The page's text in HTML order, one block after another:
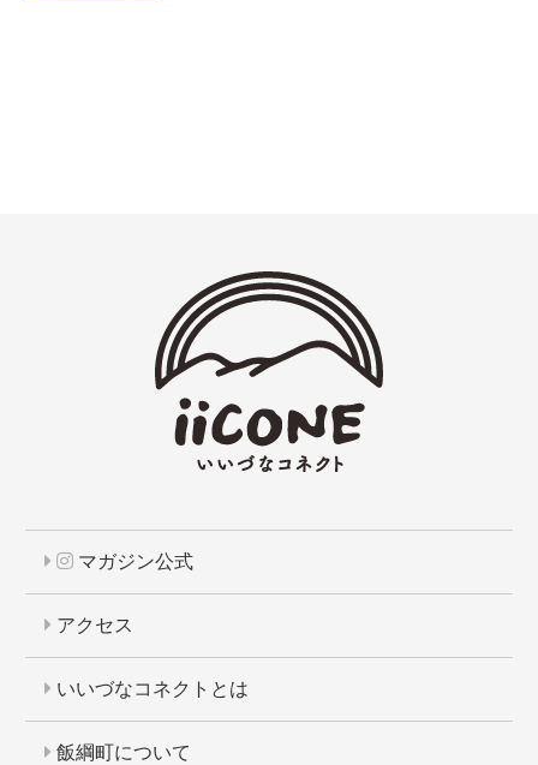
マガジン公式
アクセス
いいづなコネクトとは
飯綱町について